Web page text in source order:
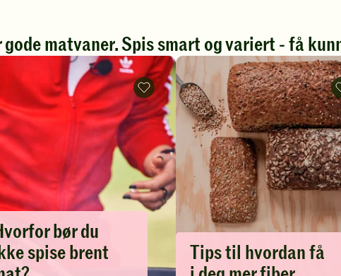
matvaner. Spis smart og variert - få
Hvorfor
bør
du
ikke
spise
brent
mat?
-
legg
til
favoritter
bør du
spise brent
Tips til hvordan få